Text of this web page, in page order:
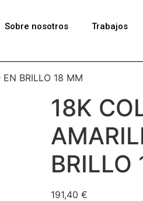
Sobre nosotros Trabajos
BRILLO 18 MM
18K
BRILLO
191,40 €